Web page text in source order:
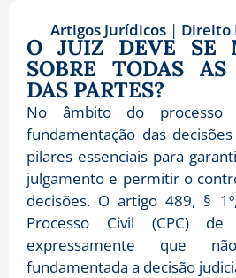
Artigos Jurídicos | Direito
O JUIZ DEVE SE
SOBRE TODAS AS
DAS PARTES?
No âmbito do processo
fundamentação das
pilares essenciais para
julgamento e permitir o
decisões. O artigo 489, §
Processo Civil (CPC) de
expressamente que
fundamentada a decisão